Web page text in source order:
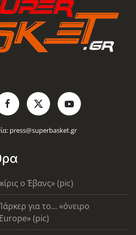
press@superbasket.gr
ο Έβανς» (pic)
για το... «όνειρο
(pic)